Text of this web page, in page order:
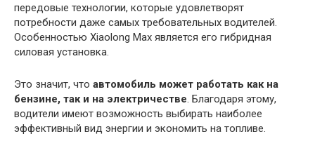
передовые технологии, которые удовлетворят
потребности даже самых требовательных водителей.
Особенностью Xiaolong Max является его гибридная
силовая установка.
Это значит, что автомобиль может работать как на
бензине, так и на электричестве . Благодаря этому,
водители имеют возможность выбирать наиболее
эффективный вид энергии и экономить на топливе.